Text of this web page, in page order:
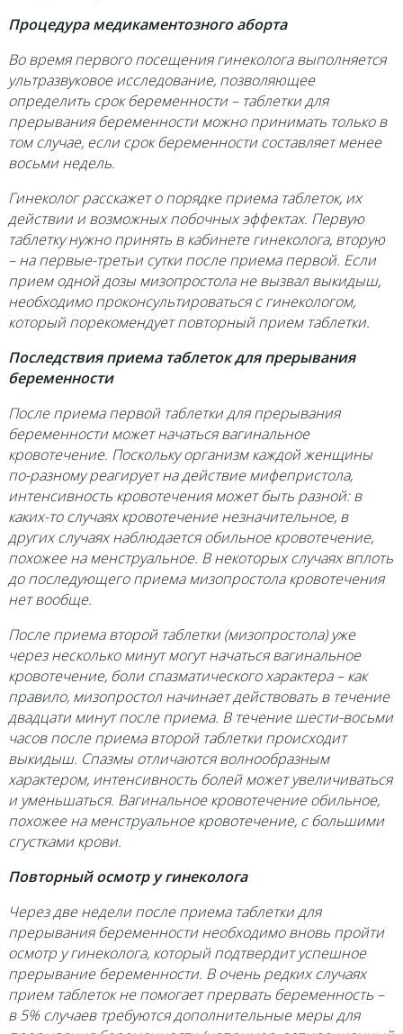
Процедура медикаментозного аборта
Во время первого посещения гинеколога выполняется
ультразвуковое исследование, позволяющее
определить срок беременности – таблетки для
прерывания беременности можно принимать только в
том случае, если срок беременности составляет менее
восьми недель.
Гинеколог расскажет о порядке приема таблеток, их
действии и возможных побочных эффектах. Первую
таблетку нужно принять в кабинете гинеколога, вторую
– на первые-третьи сутки после приема первой. Если
прием одной дозы мизопростола не вызвал выкидыш,
необходимо проконсультироваться с гинекологом,
который порекомендует повторный прием таблетки.
Последствия приема таблеток для прерывания
беременности
После приема первой таблетки для прерывания
беременности может начаться вагинальное
кровотечение. Поскольку организм каждой женщины
по-разному реагирует на действие мифепристола,
интенсивность кровотечения может быть разной: в
каких-то случаях кровотечение незначительное, в
других случаях наблюдается обильное кровотечение,
похожее на менструальное. В некоторых случаях вплоть
до последующего приема мизопростола кровотечения
нет вообще.
После приема второй таблетки (мизопростола) уже
через несколько минут могут начаться вагинальное
кровотечение, боли спазматического характера – как
правило, мизопростол начинает действовать в течение
двадцати минут после приема. В течение шести-восьми
часов после приема второй таблетки происходит
выкидыш. Спазмы отличаются волнообразным
характером, интенсивность болей может увеличиваться
и уменьшаться. Вагинальное кровотечение обильное,
похожее на менструальное кровотечение, с большими
сгустками крови.
Повторный осмотр у гинеколога
Через две недели после приема таблетки для
прерывания беременности необходимо вновь пройти
осмотр у гинеколога, который подтвердит успешное
прерывание беременности. В очень редких случаях
прием таблеток не помогает прервать беременность –
в 5% случаев требуются дополнительные меры для